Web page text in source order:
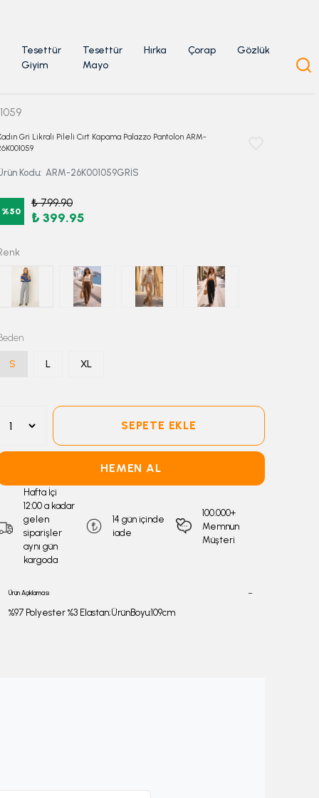
Tesettür
Giyim
Tesettür
Mayo
Hırka Çorap Gözlük
Gri Likralı Pileli Cırt Kapama Palazzo Pantolon ARM-
Kodu: ARM-26K001059GRİS
%50
₺ 799.90
₺ 399.95
S L XL
SEPETE EKLE
HEMEN AL
Hafta İçi
12:00 a kadar
gelen
siparişler
aynı gün
kargoda
14 gün içinde
iade
100.000+
Memnun
Müşteri
Ürün Açıklaması
%97 Polyester %3 Elastan;ÜrünBoyu:109cm